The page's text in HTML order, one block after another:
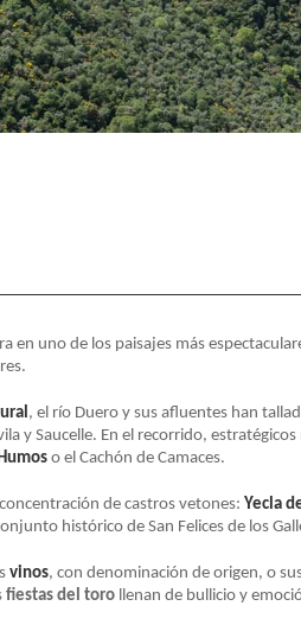
en uno de los paisajes más
, el río Duero y sus afluentes han
y Saucelle. En el recorrido,
o el Cachón de Camaces.
de castros vetones: Yecla
histórico de San Felices de los
vinos, con denominación de origen, o
fiestas del toro llenan de bullicio y